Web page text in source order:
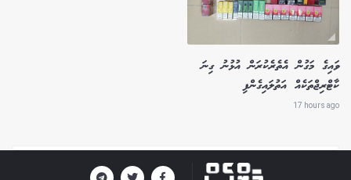
ވައިގެ މަގުން އެތެރެކުރަން އުޅުނު ގިނަ
ކާޓްރިޖްތަކެއް އަތުލައިގެންފި
17 hours ago